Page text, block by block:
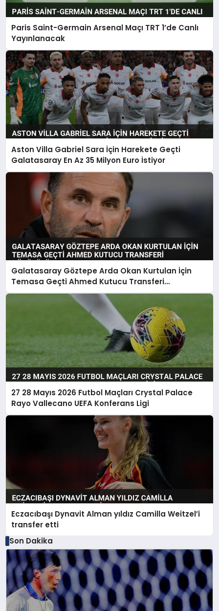
Paris Saint-Germain Arsenal Maçı TRT 1’de Canlı
Yayınlanacak
Aston Villa Gabriel Sara İçin Harekete Geçti
Galatasaray En Az 35 Milyon Euro İstiyor
Galatasaray Göztepe Arda Okan Kurtulan İçin
Temasa Geçti Ahmed Kutucu Transferi
Görüşülüyor
27 28 Mayıs 2026 Futbol Maçları Crystal Palace
Rayo Vallecano UEFA Konferans Ligi
Eczacıbaşı Dynavit Alman yıldız Camilla Weitzel’i
transfer etti
Son Dakika